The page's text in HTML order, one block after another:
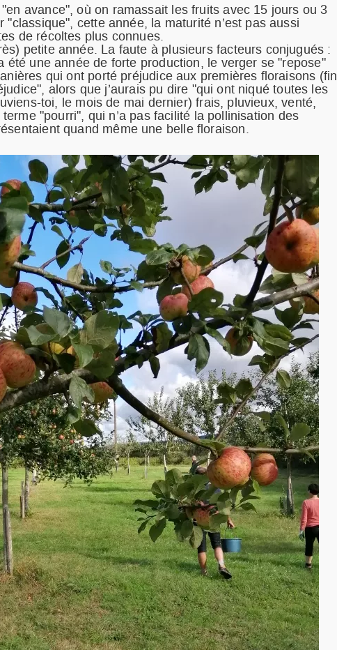
avance", où on ramassait les fruits avec 15 jours ou 3
"classique", cette année, la maturité n’est pas aussi
de récoltes plus connues.
petite année. La faute à plusieurs facteurs conjugués :
été une année de forte production, le verger se "repose"
qui ont porté préjudice aux premières floraisons (fin
alors que j’aurais pu dire "qui ont niqué toutes les
toi, le mois de mai dernier) frais, pluvieux, venté,
"pourri", qui n’a pas facilité la pollinisation des
quand même une belle floraison.